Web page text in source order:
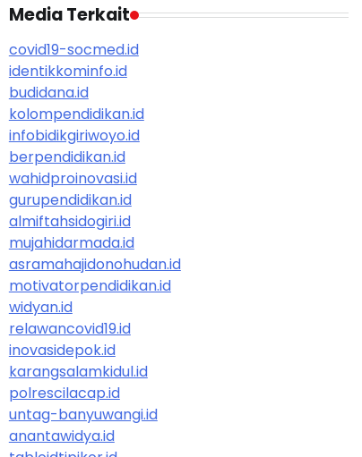
Media Terkait
covid19-socmed.id
identikkominfo.id
budidana.id
kolompendidikan.id
infobidikgiriwoyo.id
berpendidikan.id
wahidproinovasi.id
gurupendidikan.id
almiftahsidogiri.id
mujahidarmada.id
asramahajidonohudan.id
motivatorpendidikan.id
widyan.id
relawancovid19.id
inovasidepok.id
karangsalamkidul.id
polrescilacap.id
untag-banyuwangi.id
anantawidya.id